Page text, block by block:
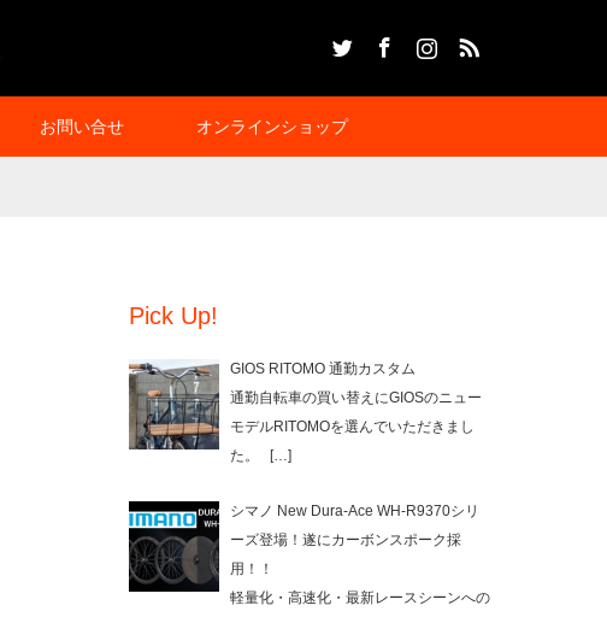
お問い合せ オンラインショップ
Pick Up!
GIOS RITOMO 通勤カスタム
通勤自転車の買い替えにGIOSのニュー
モデルRITOMOを選んでいただきまし
た。
[…]
シマノ New Dura-Ace WH-R9370シリ
ーズ登場！遂にカーボンスポーク採
用！！
軽量化・高速化・最新レースシーンへの